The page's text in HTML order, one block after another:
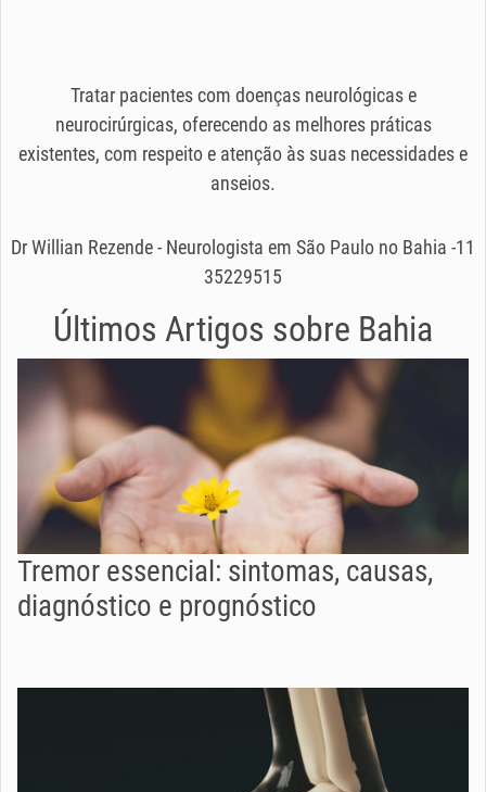
Tratar pacientes com doenças neurológicas e
neurocirúrgicas, oferecendo as melhores práticas
existentes, com respeito e atenção às suas necessidades e
anseios.
Dr Willian Rezende - Neurologista em São Paulo no Bahia -11
35229515
Últimos Artigos sobre Bahia
Tremor essencial: sintomas, causas,
diagnóstico e prognóstico